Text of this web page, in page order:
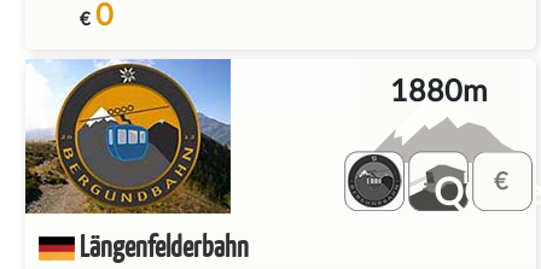
€ 0
Längenfelderbahn
1880m